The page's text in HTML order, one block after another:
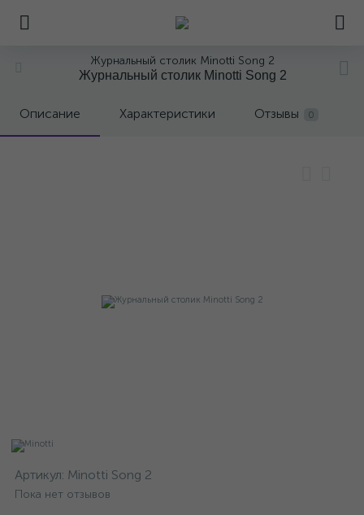
Журнальный столик Minotti Song 2
Журнальный столик Minotti Song 2
Описание Характеристики Отзывы 0
Артикул: Minotti Song 2
Пока нет отзывов